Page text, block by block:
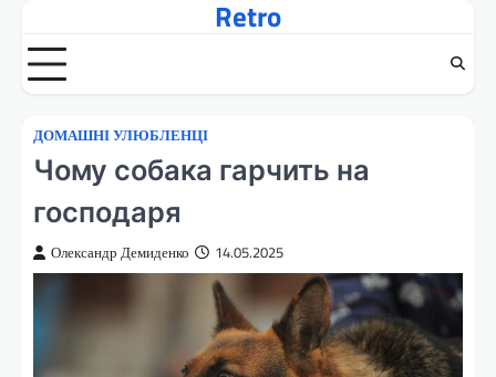
вмісту
Retro
ДОМАШНІ УЛЮБЛЕНЦІ
Чому собака гарчить на
господаря
Олександр Демиденко 14.05.2025